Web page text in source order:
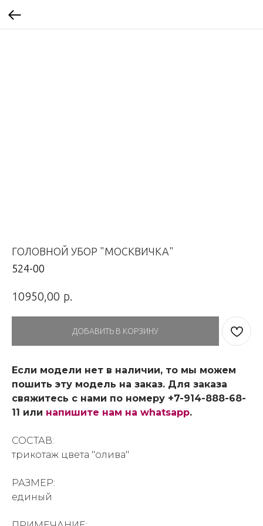
ГОЛОВНОЙ УБОР "МОСКВИЧКА"
524-00
10950,00 р.
ДОБАВИТЬ В КОРЗИНУ
Если модели нет в наличии, то мы можем
пошить эту модель на заказ. Для заказа
свяжитесь с нами по номеру +7-914-888-68-
11 или напишите нам на whatsapp.
СОСТАВ:
трикотаж цвета "олива"
РАЗМЕР:
единый